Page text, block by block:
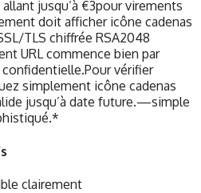
‎€3‏‎pour virements
doit afficher icône cadenas
TLS chiffrée RSA2048
URL commence bien par
vérifier
simplement icône cadenas
jusqu’à date future.—simple
clairement